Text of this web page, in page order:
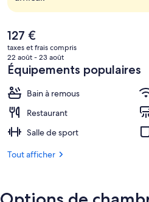
Le
prix
actuel
est
de
127 €.
127 €
taxes et frais compris
22 août - 23 août
Équipements populaires
Bain à remous
Restaurant
Salle de sport
Tout afficher